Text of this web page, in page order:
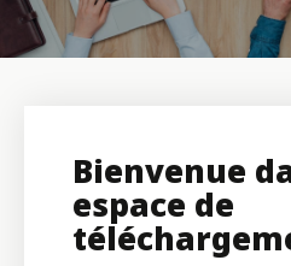
Bienvenue
espace de